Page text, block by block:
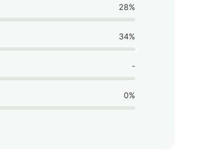
28%
34%
-
0%